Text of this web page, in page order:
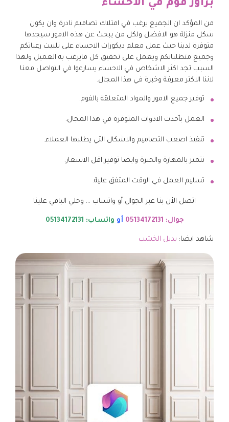
براوز فوم في الاحساء
من المؤكد ان الجميع يرغب في امتلاك تصاميم نادرة وان يكون
شكل منزلة هو الافضل ولكل من يبحث عن هذه الامور سيجدها
متوفرة لدينا حيث عمل معلم ديكورات الاحساء على تلبيت رعباتكم
وجميع متطلباتكم ويعمل على تحقيق كل مايرغب به العميل ولهذا
السبب تجد اكثر الاشخاص في الاحساء يسارعوا في التواصل معنا
لاننا الاكثر معرفة وخبرة في هذا المجال.
توفير جميع الامور والمواد المتعلقة بالفوم.
العمل بأحدث الادوات المتوفرة في هذا المجال.
تنفيذ اصعب التصاميم والاشكال التي يطلبها العملاء.
نتميز بالمهارة والخبرة وايضا توفير اقل الاسعار.
تسليم العمل في الوقت المتفق علية.
اتصل الأن بنا عبر الجوال أو واتساب … وخلي الباقي علينا
جوال: 05134172131 أو واتساب: 05134172131
شاهد ايضا: بديل الخشب